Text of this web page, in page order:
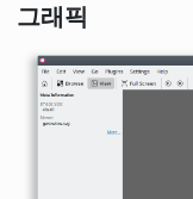
그래픽